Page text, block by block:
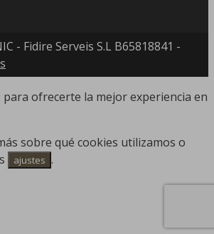
- Fidire Serveis S.L B65818841 -
ofrecerte la mejor experiencia en
sobre qué cookies utilizamos o
ajustes .